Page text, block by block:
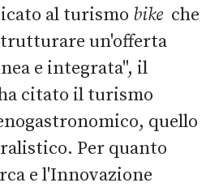
al turismo bike che
un'offerta
e integrata", il
citato il turismo
quello
Per quanto
e l'Innovazione